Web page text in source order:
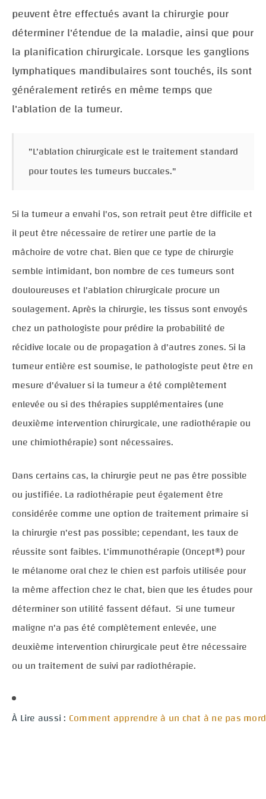
peuvent être effectués avant la chirurgie pour
déterminer l'étendue de la maladie, ainsi que pour
la planification chirurgicale. Lorsque les ganglions
lymphatiques mandibulaires sont touchés, ils sont
généralement retirés en même temps que
l'ablation de la tumeur.
"L'ablation chirurgicale est le traitement standard
pour toutes les tumeurs buccales."
Si la tumeur a envahi l'os, son retrait peut être difficile et
il peut être nécessaire de retirer une partie de la
mâchoire de votre chat. Bien que ce type de chirurgie
semble intimidant, bon nombre de ces tumeurs sont
douloureuses et l'ablation chirurgicale procure un
soulagement. Après la chirurgie, les tissus sont envoyés
chez un pathologiste pour prédire la probabilité de
récidive locale ou de propagation à d'autres zones. Si la
tumeur entière est soumise, le pathologiste peut être en
mesure d'évaluer si la tumeur a été complètement
enlevée ou si des thérapies supplémentaires (une
deuxième intervention chirurgicale, une radiothérapie ou
une chimiothérapie) sont nécessaires.
Dans certains cas, la chirurgie peut ne pas être possible
ou justifiée. La radiothérapie peut également être
considérée comme une option de traitement primaire si
la chirurgie n'est pas possible; cependant, les taux de
réussite sont faibles. L'immunothérapie (Oncept®) pour
le mélanome oral chez le chien est parfois utilisée pour
la même affection chez le chat, bien que les études pour
déterminer son utilité fassent défaut. Si une tumeur
maligne n'a pas été complètement enlevée, une
deuxième intervention chirurgicale peut être nécessaire
ou un traitement de suivi par radiothérapie.
À Lire aussi : Comment apprendre à un chat à ne pas